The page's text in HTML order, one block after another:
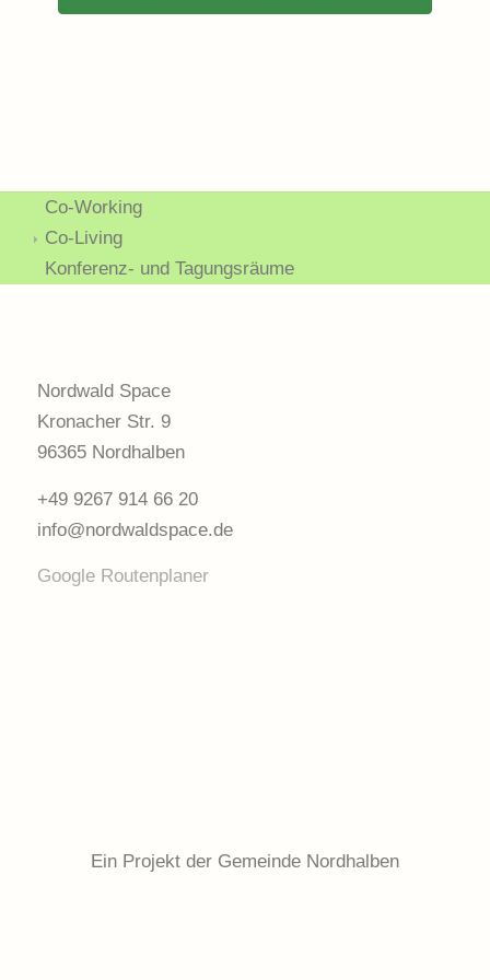
Co-Working
Co-Living
Konferenz- und Tagungsräume
Nordwald Space
Kronacher Str. 9
96365 Nordhalben
+49 9267 914 66 20
info@nordwaldspace.de
Google Routenplaner
Ein Projekt der Gemeinde Nordhalben